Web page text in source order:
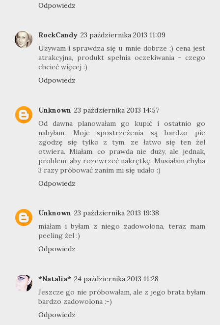
Odpowiedz
RockCandy 23 października 2013 11:09
Używam i sprawdza się u mnie dobrze ;) cena jest
atrakcyjna, produkt spełnia oczekiwania - czego
chcieć więcej :)
Odpowiedz
Unknown 23 października 2013 14:57
Od dawna planowałam go kupić i ostatnio go
nabyłam. Moje spostrzeżenia są bardzo pie
zgodzę się tylko z tym, ze łatwo się ten żel
otwiera. Miałam, co prawda nie duży, ale jednak,
problem, aby rozewrzeć nakrętkę. Musiałam chyba
3 razy próbować zanim mi się udało :)
Odpowiedz
Unknown 23 października 2013 19:38
miałam i byłam z niego zadowolona, teraz mam
peeling żel :)
Odpowiedz
*Natalia* 24 października 2013 11:28
Jeszcze go nie próbowałam, ale z jego brata byłam
bardzo zadowolona :-)
Odpowiedz